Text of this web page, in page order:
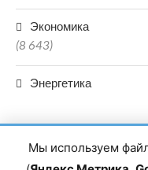
Экономика
(8 643)
Энергетика
Мы используем